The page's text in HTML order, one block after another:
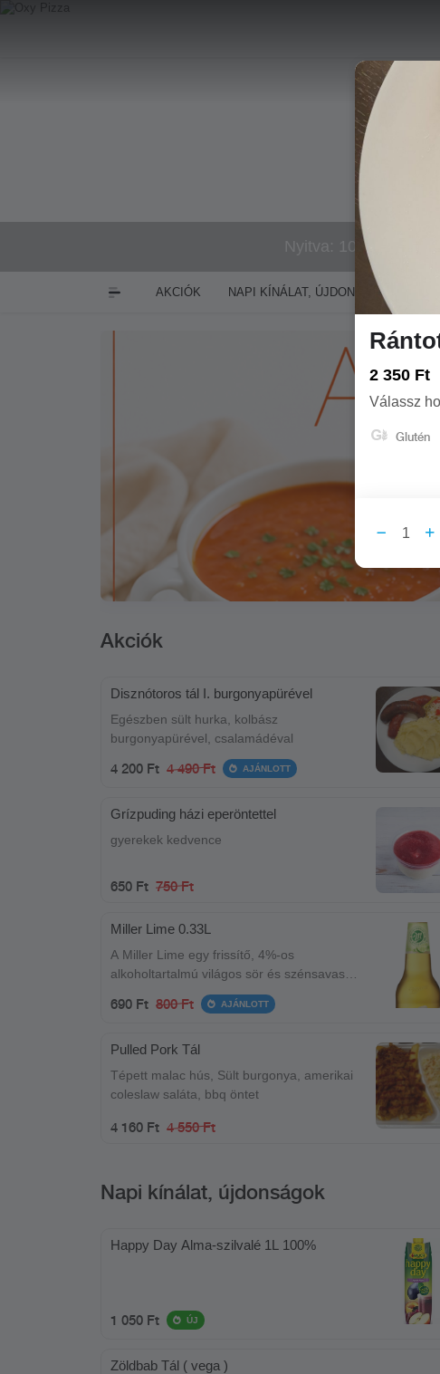
Nyitva: 10:00-21:00
AKCIÓK NAPI KÍNÁLAT, ÚJDONSÁGOK
Akciók
Disznótoros tál I. burgonyapürével
Egészben sült hurka, kolbász
burgonyapürével, csalamádéval
4 200 Ft 4 490 Ft AJÁNLOTT
Grízpuding házi eperöntettel
gyerekek kedvence
650 Ft 750 Ft
Miller Lime 0.33L
A Miller Lime egy frissítő, 4%-os
alkoholtartalmú világos sör és szénsavas
lime ízű ital keveréke
690 Ft 800 Ft AJÁNLOTT
Pulled Pork Tál
Tépett malac hús, Sült burgonya, amerikai
coleslaw saláta, bbq öntet
4 160 Ft 4 550 Ft
Napi kínálat, újdonságok
Happy Day Alma-szilvalé 1L 100%
1 050 Ft ÚJ
Zöldbab Tál ( vega )
2 350 Ft
Válassz
Glutén
1